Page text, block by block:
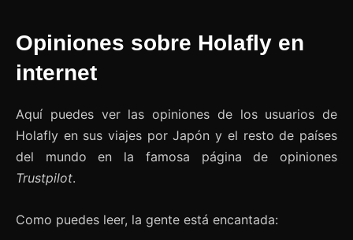
Opiniones sobre Holafly en
internet
Aquí puedes ver las opiniones de los usuarios de
Holafly en sus viajes por Japón y el resto de países
del mundo en la famosa página de opiniones
Trustpilot.
Como puedes leer, la gente está encantada: